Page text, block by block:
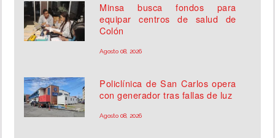
Minsa busca fondos para
equipar centros de salud de
Colón
Agosto 08, 2026
Policlínica de San Carlos opera
con generador tras fallas de luz
Agosto 08, 2026